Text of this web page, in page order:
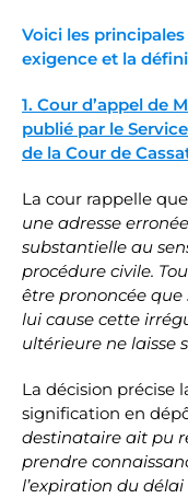
Voici les
exigence et la
1. Cour d’appel de
publié par le
de la Cour de
La cour rappelle
une adresse
substantielle au
procédure civile.
être prononcée que
lui cause cette
ultérieure ne laisse
La décision précise
signification en
destinataire ait pu
prendre
l’expiration du délai